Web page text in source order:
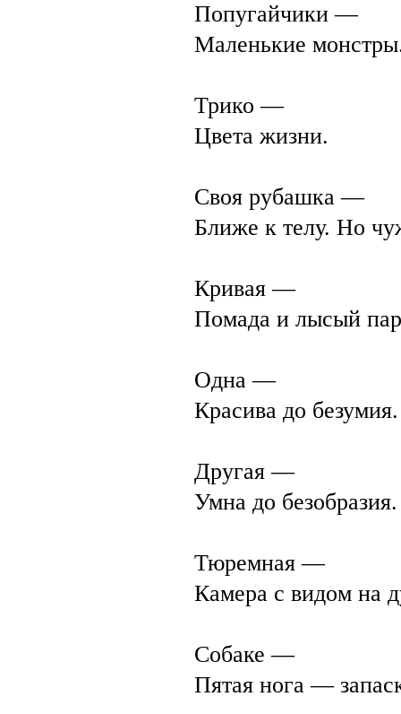
Попугайчики —
Маленькие
Трико —
Цвета жизни.
Своя рубашка —
Ближе к телу. Но
Кривая —
Помада и лысый
Одна —
Красива до безумия.
Другая —
Умна до безобразия.
Тюремная —
Камера с видом на
Собаке —
Пятая нога —